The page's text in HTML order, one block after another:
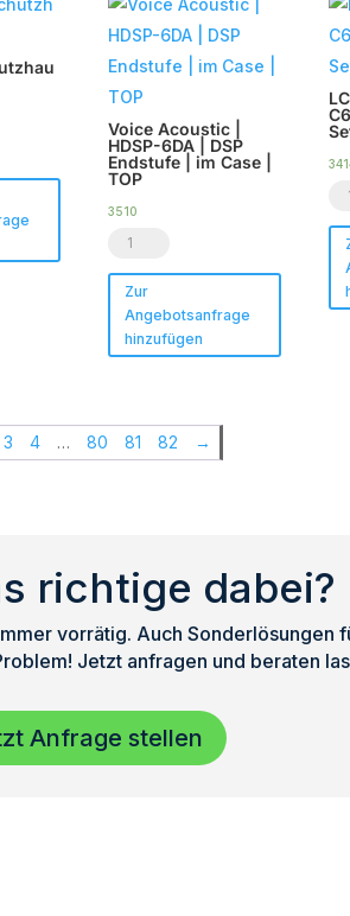
Voice Acoustic |
HDSP-6DA | DSP
Endstufe | im Case |
TOP
3510
Voice
Acoustic
HDSP-
6DA
DSP
Endstufe
|
Menge
Zur
Angebotsanfrage
hinzufügen
C6
3 4 … 80 81 82 →
richtige dabei?
vorrätig. Auch Sonderlösungen
Jetzt anfragen und beraten
Anfrage stellen